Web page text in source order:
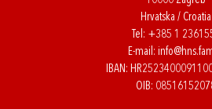
Hrvatska / Croatia
Tel: +385 1
E-mail:
IBAN:
OIB: